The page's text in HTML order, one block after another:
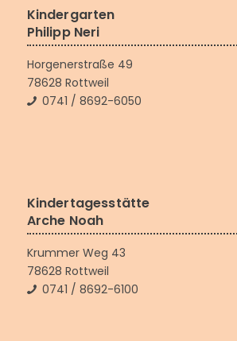
Kindergarten
Philipp Neri
Horgenerstraße 49
78628 Rottweil
0741 / 8692-6050
Kindertagesstätte
Arche Noah
Krummer Weg 43
78628 Rottweil
0741 / 8692-6100